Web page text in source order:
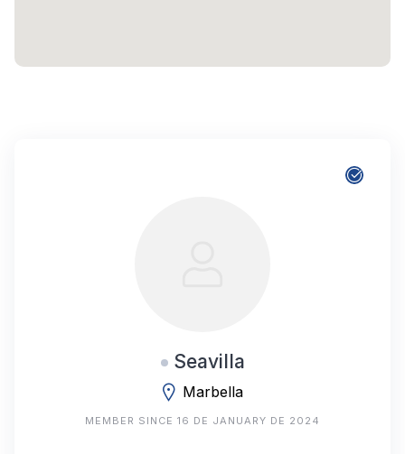
Seavilla
Marbella
MEMBER SINCE 16 DE JANUARY DE 2024